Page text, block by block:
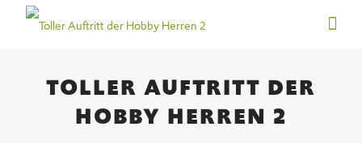
TOLLER AUFTRITT DER
HOBBY HERREN 2